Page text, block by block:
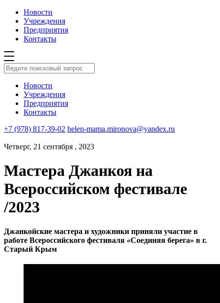
Новости
Учреждения
Предприятия
Контакты
Новости
Учреждения
Предприятия
Контакты
+7 (978) 817-39-02 helen-mama.mironova@yandex.ru
Четверг, 21 сентября , 2023
Мастера Джанкоя на
Всероссийском фестивале
/2023
Джанкойские мастера и художники приняли участие в
работе Всероссийского фестиваля «Соединяя берега» в г.
Старый Крым